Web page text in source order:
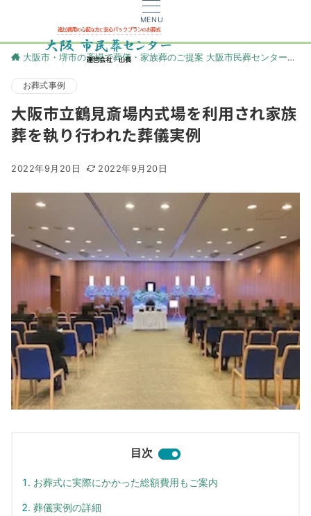
MENU
大阪市・堺市の斎場で葬儀・家族葬のご提案 大阪市民葬センター
お葬式事例
大阪市立鶴見斎場内式場を利用され家族
葬を執り行われた葬儀実例
2022年9月20日 2022年9月20日
目次
お葬式に実際にかかった総額費用もご案内
葬儀実例の詳細